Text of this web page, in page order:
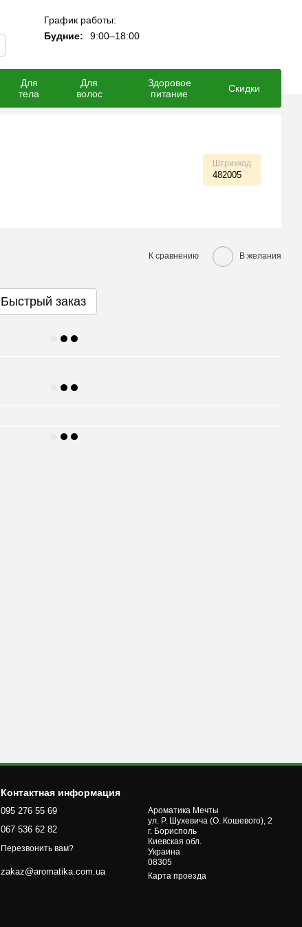
График работы:
Будние:
9:00–18:00
Для
тела
Для
волос
Здоровое
питание
Скидки
Штрихкод
482005
К сравнению В желания
Быстрый заказ
Контактная информация
095 276 55 69
067 536 62 82
Перезвонить вам?
zakaz@aromatika.com.ua
Ароматика Мечты
ул. Р. Шухевича (О. Кошевого), 2
г. Бориcполь
Киевская обл.
Украина
08305
Карта проезда